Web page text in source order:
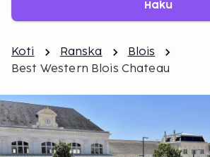
Haku
Koti Ranska
Blois
Best Western Blois Chateau